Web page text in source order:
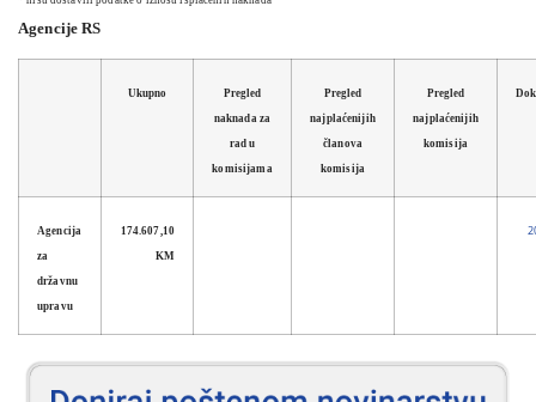
Agencije RS
Ukupno Pregled
naknada za
rad u
komisijama
Pregled
najplaćenijih
članova
komisija
Pregled
najplaćenijih
komisija
Agencija
za
državnu
upravu
174.607,10
KM